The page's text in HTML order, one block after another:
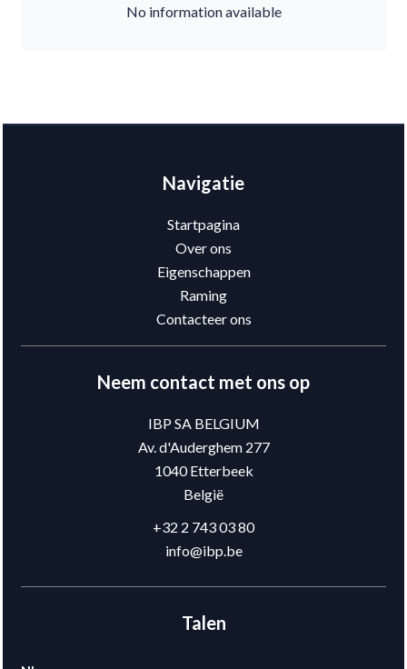
No information available
Navigatie
Startpagina
Over ons
Eigenschappen
Raming
Contacteer ons
Neem contact met ons op
IBP SA BELGIUM
Av. d'Auderghem 277
1040Etterbeek
België
+32 2 743 03 80
info@ibp.be
Talen